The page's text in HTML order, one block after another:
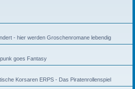
- hier werden Groschenromane lebendig
goes Fantasy
Korsaren ERPS - Das Piratenrollenspiel